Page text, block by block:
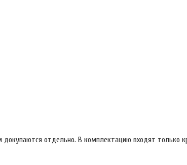
отдельно. В комплектацию входят только